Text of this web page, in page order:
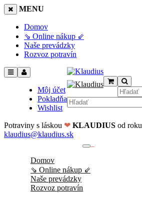
MENU
Domov
⇘ Online nákup ⇙
Naše prevádzky
Rozvoz potravín
Môj účet
Pokladňa
Wishlist
Potraviny s láskou ❤ KLAUDIUS od roku
klaudius@klaudius.sk
Domov
⇘ Online nákup ⇙
Naše prevádzky
Rozvoz potravín